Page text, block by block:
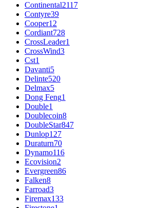
Continental2117
Contyre39
Cooper12
Cordiant728
CrossLeader1
CrossWind3
Cst1
Davanti5
Delinte520
Delmax5
Dong Feng1
Double1
Doublecoin8
DoubleStar847
Dunlop127
Duraturn70
Dynamo116
Ecovision2
Evergreen86
Falken8
Farroad3
Firemax133